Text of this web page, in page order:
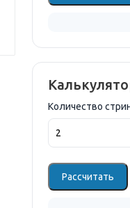
Количество
Рассчитать